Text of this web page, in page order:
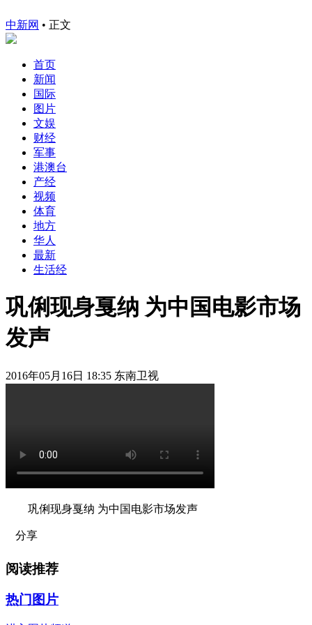
中新网 • 正文
首页
新闻
国际
图片
文娱
财经
军事
港澳台
产经
视频
体育
地方
华人
最新
生活经
巩俐现身戛纳 为中国电影市场
发声
2016年05月16日 18:35 东南卫视
巩俐现身戛纳 为中国电影市场发声
分享
阅读推荐
热门图片